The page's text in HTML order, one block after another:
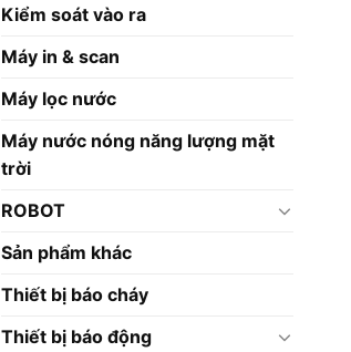
Kiểm soát vào ra
Máy in & scan
Máy lọc nước
Máy nước nóng năng lượng mặt
trời
ROBOT
Sản phẩm khác
Thiết bị báo cháy
Thiết bị báo động